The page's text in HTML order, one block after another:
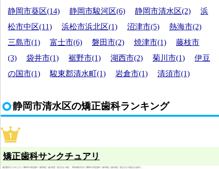
静岡市葵区(14)
静岡市駿河区(6) 静岡市清水区(2)
浜
松市中区(11)
浜松市浜北区(1) 沼津市(5)
熱海市(2)
三島市(1)
富士市(6) 磐田市(2) 焼津市(1)
藤枝市
(3)
袋井市(1) 裾野市(1) 湖西市(2) 菊川市(1)
伊豆
の国市(1)
駿東郡清水町(1) 岩倉市(1) 清須市(1)
静岡市清水区の矯正歯科ランキング
矯正歯科サンクチュアリ